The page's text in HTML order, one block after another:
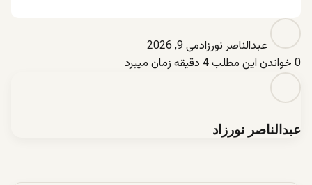
عبدالناصر نورزادمی 9, 2026
0 خواندن این مطلب 4 دقیقه زمان میبرد
عبدالناصر نورزاد